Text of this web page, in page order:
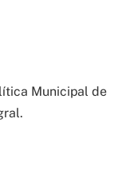
Municipal de